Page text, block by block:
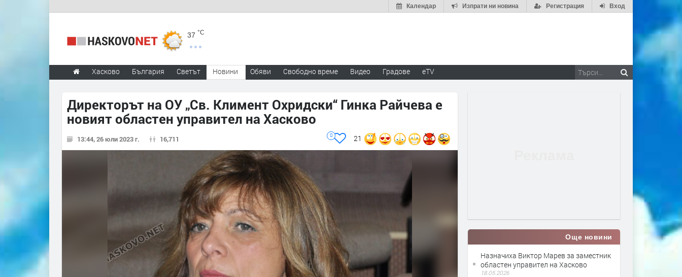
Вход
Регистрация
Изпрати ни новина
Календар
37 °C
Хасково България Светът Новини Обяви Свободно време Видео Градове eTV
Директорът на ОУ „Св. Климент Охридски“ Гинка Райчева е
новият областен управител на Хасково
13:44, 26 юли 2023 г. 16,711 21
0
Още новини
Назначиха Виктор Марев за заместник
областен управител на Хасково
18.05.2026